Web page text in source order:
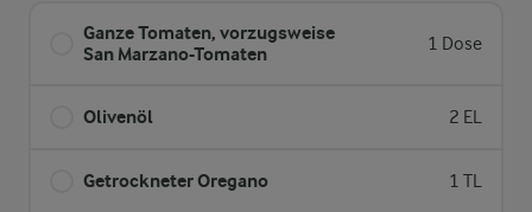
Ganze Tomaten, vorzugsweise
San Marzano-Tomaten
1 Dose
Olivenöl 2 EL
Getrockneter Oregano 1 TL